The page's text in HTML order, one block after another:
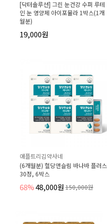
[닥터솔루션] 그린 눈건강 수퍼 루테
인 눈 영양제 아이포뮬라 1박스(1개
월분)
19,000원
애플트리김약사네
(6개월분) 혈당앤슬림 바나바 플러스
30정, 6박스
68%48,000원 150,000원